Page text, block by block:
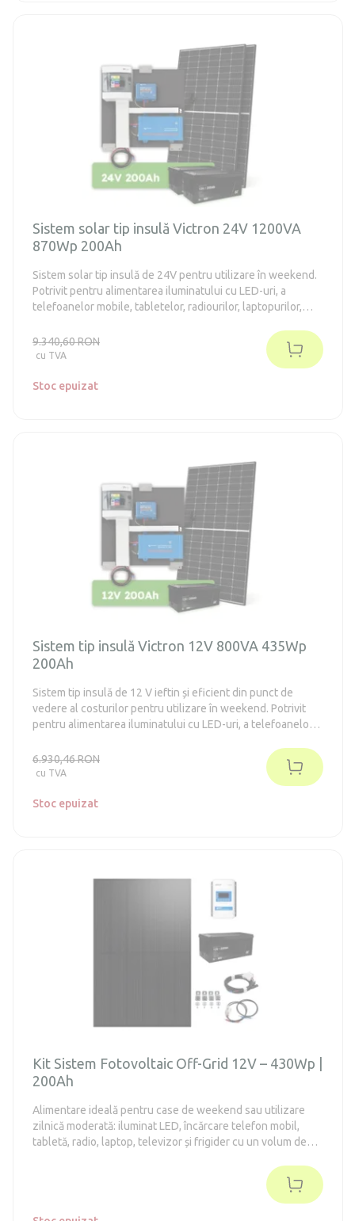
Sistem solar tip insulă Victron 24V 1200VA
870Wp 200Ah
Sistem solar tip insulă de 24V pentru utilizare în weekend.
Potrivit pentru alimentarea iluminatului cu LED-uri, a
telefoanelor mobile, tabletelor, radiourilor, laptopurilor,
la 130 de litri (în conformitate cu vechiul standard A++).
Sistemul nu necesită întreținere.
9.340,60 RON
cu TVA
Stoc epuizat
Sistem tip insulă Victron 12V 800VA 435Wp
200Ah
Sistem tip insulă de 12 V ieftin și eficient din punct de
vedere al costurilor pentru utilizare în weekend. Potrivit
pentru alimentarea iluminatului cu LED-uri, a telefoanelor
frigiderelor din clasa energetică E-F de până la 130 de litri
(în conformitate cu vechiul standard A++). Sistemul nu
6.930,46 RON
cu TVA
Stoc epuizat
Kit Sistem Fotovoltaic Off-Grid 12V – 430Wp |
200Ah
Alimentare ideală pentru case de weekend sau utilizare
zilnică moderată: iluminat LED, încărcare telefon mobil,
tabletă, radio, laptop, televizor și frigider cu un volum de